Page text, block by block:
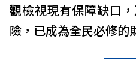
觀檢視現有保障缺口
險，已成為全民必修的